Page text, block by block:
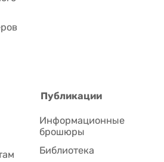
Публикации
Информационные
брошюры
Библиотека